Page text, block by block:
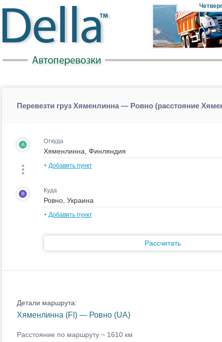
Четверг
Перевезти груз Хяменлинна — Ровно (расстояние
A Откуда
+ Добавить пункт
B Куда
+ Добавить пункт
Рассчитать
Детали маршрута:
Хяменлинна (FI) — Ровно (UA)
Расстояние по маршруту ~ 1610 км